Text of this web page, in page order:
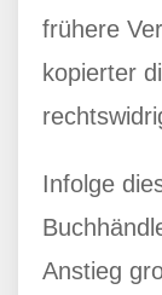
frühere
kopierter
Infolge
Anstieg